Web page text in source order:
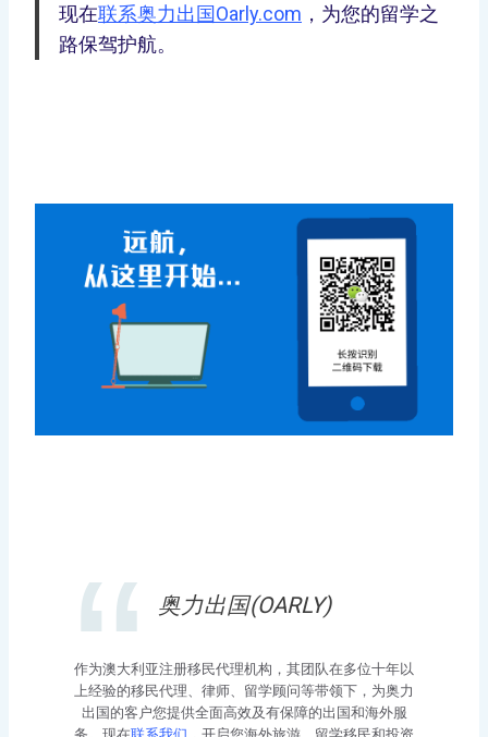
现在联系奥力出国Oarly.com ，为您的留学之
路保驾护航。
奥力出国(OARLY)
作为澳大利亚注册移民代理机构，其团队在多位十年以
上经验的移民代理、律师、留学顾问等带领下，为奥力
出国的客户您提供全面高效及有保障的出国和海外服